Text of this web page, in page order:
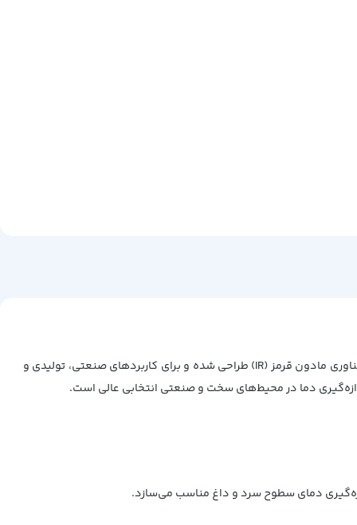
ترمومتر لیزری هیوکی مدل FT3700 یک ابزار پیشرفته و دقیق برای اندازه‌گیری دمای سطوح مختلف بدون تماس است. این دستگاه با استفاده از فناوری مادون قرمز (IR) طراحی شده و برای کاربردهای صنعتی، تولیدی و